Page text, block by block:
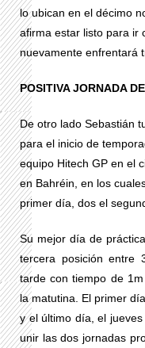
lo ubican en el décimo
afirma estar listo para ir
nuevamente enfrentará
POSITIVA JORNADA
De otro lado Sebastián
para el inicio de
equipo Hitech GP en el
en Bahréin, en los
primer día, dos el
Su mejor día de
tercera posición entre
tarde con tiempo de
la matutina. El primer
y el último día, el
unir las dos jornadas